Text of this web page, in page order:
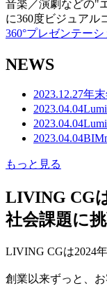
音楽／演劇などの"
に360度ビジュアル
360°プレゼンテー
NEWS
2023.12.27年
2023.04.04
2023.04.04
2023.04.04
もっと見る
LIVING CG
社会課題に
LIVING CGは2024
創業以来ずっと、